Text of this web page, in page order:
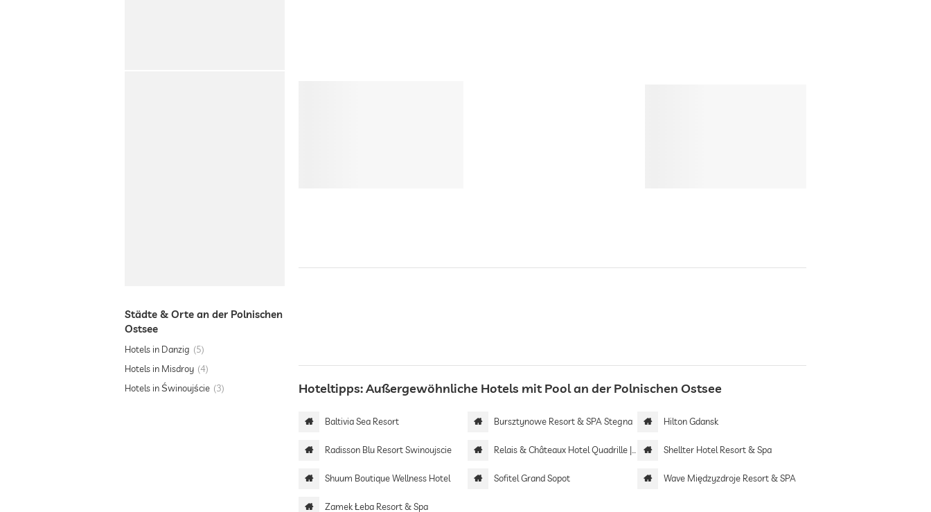
Städte & Orte an der Polnischen
Ostsee
Hotels in Danzig
5
Hotels in Misdroy 4
Hotels in Świnoujście
3 Hoteltipps: Außergewöhnliche Hotels mit Pool an der Polnischen Ostsee
Baltivia Sea Resort Bursztynowe Resort & SPA Stegna Hilton Gdansk
Radisson Blu Resort Swinoujscie Relais & Châteaux Hotel Quadrille | Adults only Shellter Hotel Resort & Spa
Shuum Boutique Wellness Hotel Sofitel Grand Sopot Wave Międzyzdroje Resort & SPA
Zamek Łeba Resort & Spa